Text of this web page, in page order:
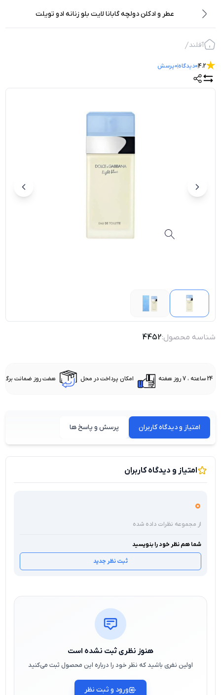
عطر و ادکلن دولچه گابانا لایت بلو زنانه ادو تویلت
آفلند
4.2
0دیدگاه0پرسش
شناسه محصول:4452
24 ساعته ، 7 روز هفته امکان پرداخت در محل هفت روز ضمانت
امتیاز و دیدگاه کاربران پرسش و پاسخ ها
امتیاز و دیدگاه کاربران
0
از مجموعه نظرات داده شده
شما هم نظر خود را بنویسید
ثبت نظر جدید
هنوز نظری ثبت نشده است
اولین نفری باشید که نظر خود را درباره این محصول ثبت می‌کنید
ورود و ثبت نظر